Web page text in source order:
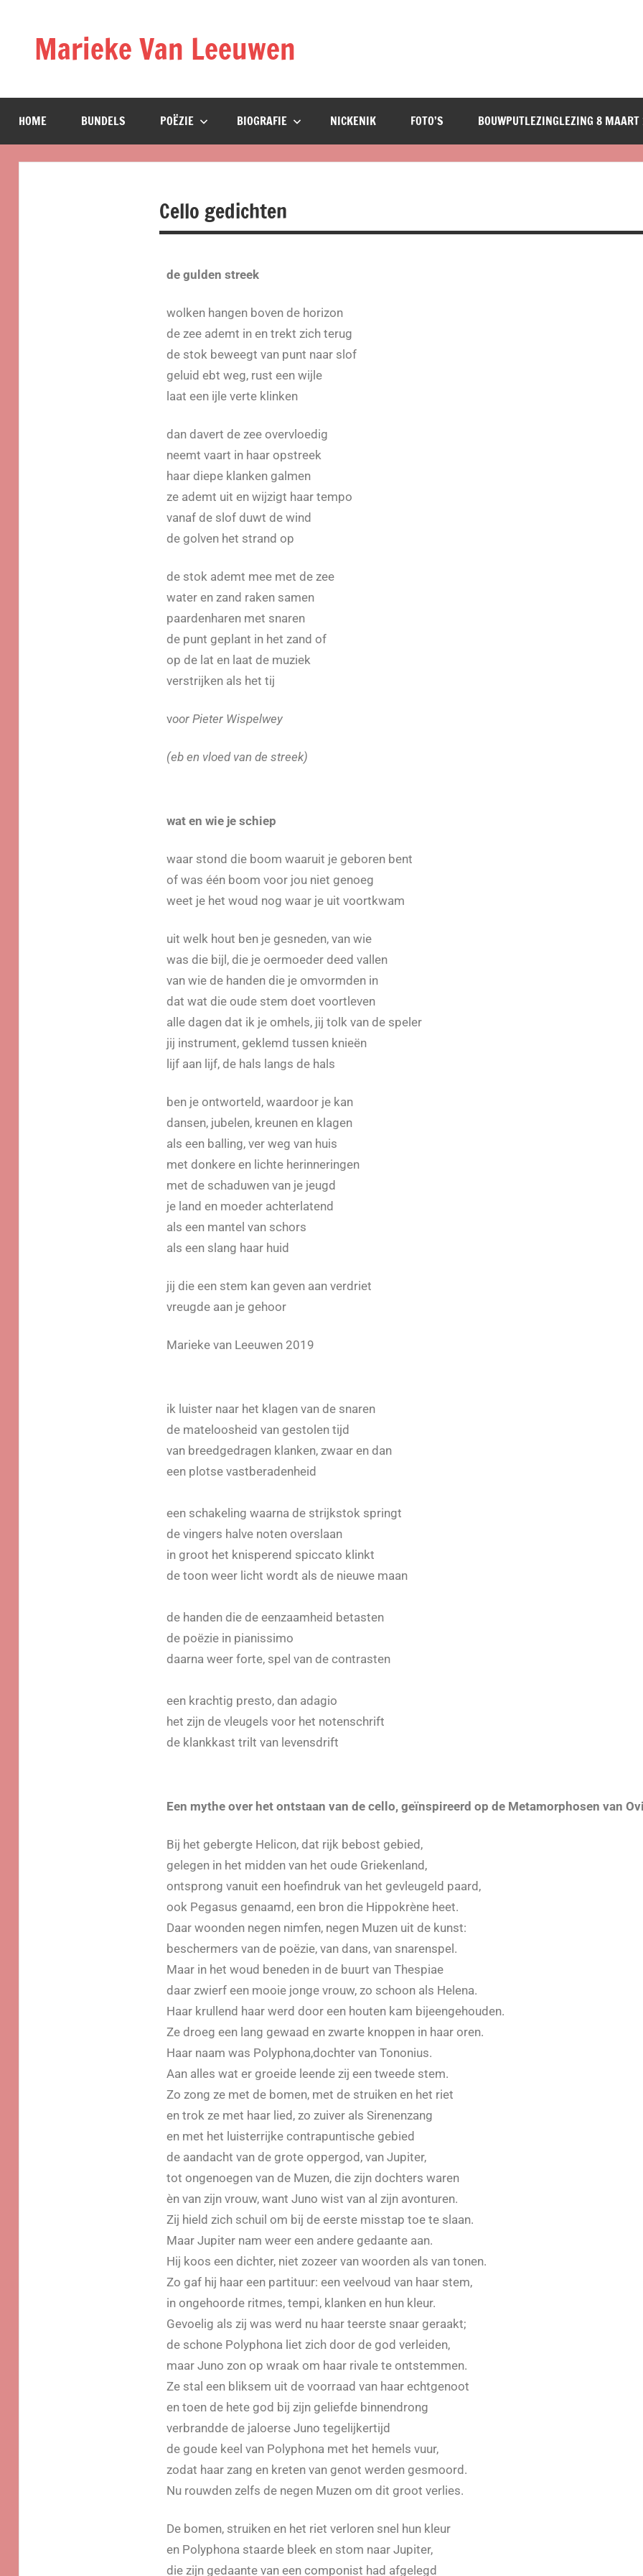
Marieke Van Leeuwen
HOME BUNDELS POËZIE BIOGRAFIE NICKENIK FOTO’S BOUWPUTLEZINGLEZING 8
Cello gedichten
de gulden streek
wolken hangen boven de horizon
de zee ademt in en trekt zich terug
de stok beweegt van punt naar slof
geluid ebt weg, rust een wijle
laat een ijle verte klinken
dan davert de zee overvloedig
neemt vaart in haar opstreek
haar diepe klanken galmen
ze ademt uit en wijzigt haar tempo
vanaf de slof duwt de wind
de golven het strand op
de stok ademt mee met de zee
water en zand raken samen
paardenharen met snaren
de punt geplant in het zand of
op de lat en laat de muziek
verstrijken als het tij
voor Pieter Wispelwey
(eb en vloed van de streek)
wat en wie je schiep
waar stond die boom waaruit je geboren bent
of was één boom voor jou niet genoeg
weet je het woud nog waar je uit voortkwam
uit welk hout ben je gesneden, van wie
was die bijl, die je oermoeder deed vallen
van wie de handen die je omvormden in
dat wat die oude stem doet voortleven
alle dagen dat ik je omhels, jij tolk van de speler
jij instrument, geklemd tussen knieёn
lijf aan lijf, de hals langs de hals
ben je ontworteld, waardoor je kan
dansen, jubelen, kreunen en klagen
als een balling, ver weg van huis
met donkere en lichte herinneringen
met de schaduwen van je jeugd
je land en moeder achterlatend
als een mantel van schors
als een slang haar huid
jij die een stem kan geven aan verdriet
vreugde aan je gehoor
Marieke van Leeuwen 2019
ik luister naar het klagen van de snaren
de mateloosheid van gestolen tijd
van breedgedragen klanken, zwaar en dan
een plotse vastberadenheid
een schakeling waarna de strijkstok springt
de vingers halve noten overslaan
in groot het knisperend spiccato klinkt
de toon weer licht wordt als de nieuwe maan
de handen die de eenzaamheid betasten
de poёzie in pianissimo
daarna weer forte, spel van de contrasten
een krachtig presto, dan adagio
het zijn de vleugels voor het notenschrift
de klankkast trilt van levensdrift
Een mythe over het ontstaan van de cello, geїnspireerd op de Metamorphosen van
Bij het gebergte Helicon, dat rijk bebost gebied,
gelegen in het midden van het oude Griekenland,
ontsprong vanuit een hoefindruk van het gevleugeld paard,
ook Pegasus genaamd, een bron die Hippokrѐne heet.
Daar woonden negen nimfen, negen Muzen uit de kunst:
beschermers van de poёzie, van dans, van snarenspel.
Maar in het woud beneden in de buurt van Thespiae
daar zwierf een mooie jonge vrouw, zo schoon als Helena.
Haar krullend haar werd door een houten kam bijeengehouden.
Ze droeg een lang gewaad en zwarte knoppen in haar oren.
Haar naam was Polyphona,dochter van Tononius.
Aan alles wat er groeide leende zij een tweede stem.
Zo zong ze met de bomen, met de struiken en het riet
en trok ze met haar lied, zo zuiver als Sirenenzang
en met het luisterrijke contrapuntische gebied
de aandacht van de grote oppergod, van Jupiter,
tot ongenoegen van de Muzen, die zijn dochters waren
ѐn van zijn vrouw, want Juno wist van al zijn avonturen.
Zij hield zich schuil om bij de eerste misstap toe te slaan.
Maar Jupiter nam weer een andere gedaante aan.
Hij koos een dichter, niet zozeer van woorden als van tonen.
Zo gaf hij haar een partituur: een veelvoud van haar stem,
in ongehoorde ritmes, tempi, klanken en hun kleur.
Gevoelig als zij was werd nu haar teerste snaar geraakt;
de schone Polyphona liet zich door de god verleiden,
maar Juno zon op wraak om haar rivale te ontstemmen.
Ze stal een bliksem uit de voorraad van haar echtgenoot
en toen de hete god bij zijn geliefde binnendrong
verbrandde de jaloerse Juno tegelijkertijd
de goude keel van Polyphona met het hemels vuur,
zodat haar zang en kreten van genot werden gesmoord.
Nu rouwden zelfs de negen Muzen om dit groot verlies.
De bomen, struiken en het riet verloren snel hun kleur
en Polyphona staarde bleek en stom naar Jupiter,
die zijn gedaante van een componist had afgelegd